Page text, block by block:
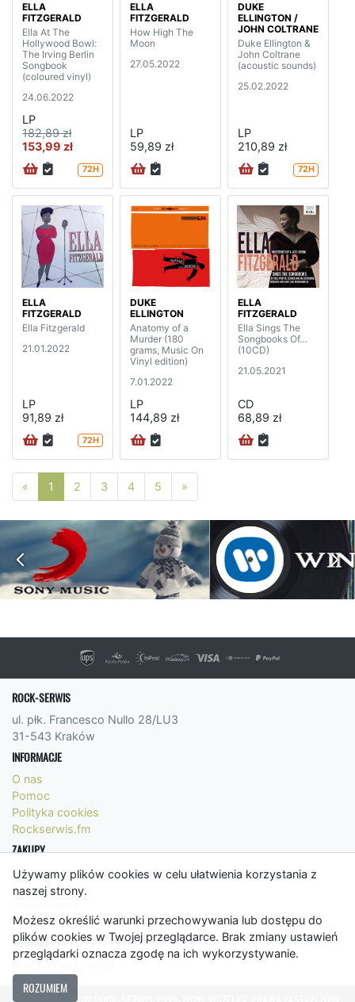
Używamy plików cookies w celu ułatwienia korzystania z
naszej strony.
Możesz określić warunki przechowywania lub dostępu do
plików cookies w Twojej przeglądarce. Brak zmiany ustawień
przeglądarki oznacza zgodę na ich wykorzystywanie.
ROZUMIEM
ELLA
FITZGERALD
Ella At The
Hollywood Bowl:
The Irving Berlin
Songbook
(coloured vinyl)
24.06.2022
LP
182,89 zł
153,99 zł
72H
ELLA
FITZGERALD
How High The
Moon
27.05.2022
LP
59,89 zł
DUKE
ELLINGTON /
JOHN COLTRANE
Duke Ellington &
John Coltrane
(acoustic sounds)
25.02.2022
LP
210,89 zł
72H
ELLA
FITZGERALD
Ella Fitzgerald
21.01.2022
LP
91,89 zł
72H
DUKE
ELLINGTON
Anatomy of a
Murder (180
grams, Music On
Vinyl edition)
7.01.2022
LP
144,89 zł
ELLA
FITZGERALD
Ella Sings The
Songbooks Of…
(10CD)
21.05.2021
CD
68,89 zł
« Poprzednia strona
1 2 3 4 5 »
ROCK-SERWIS
ul. płk. Francesco Nullo 28/LU3
31-543 Kraków
INFORMACJE
O nas
Pomoc
Polityka cookies
Rockserwis.fm
ZAKUPY
Formy płatności
Koszty wysyłki
Regulamin
KONTAKT
bok@rockserwis.pl